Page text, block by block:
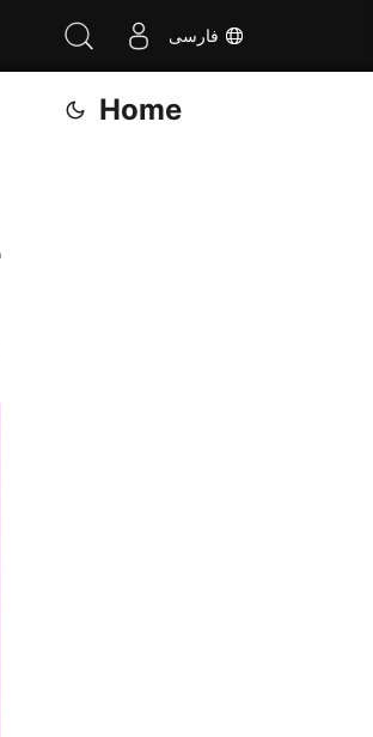
فارسی
Home